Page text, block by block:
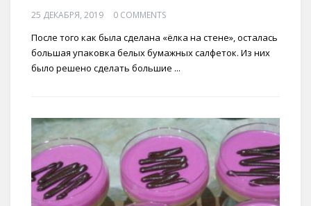
25 ДЕКАБРЯ, 2019 0 COMMENTS
После того как была сделана «ёлка на стене», осталась
большая упаковка белых бумажных салфеток. Из них
было решено сделать большие ...